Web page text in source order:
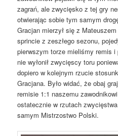
zagrań, ale zwycięsko z tej gry
otwierając sobie tym samym
Gracjan mierzył się z
sprincie z zeszłego sezonu,
pierwszym torze mieliśmy remis
nie wyłonił zwycięscy toru
dopiero w kolejnym rzucie
Gracjana. Było widać, że obaj
remisie 1:1 naszemu
ostatecznie w rzutach
samym Mistrzostwo Polski.